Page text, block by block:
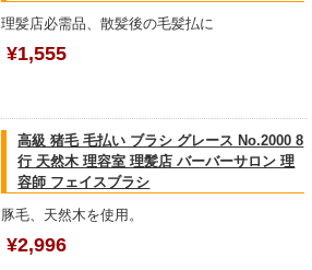
理髪店必需品、散髪後の毛髪払に
¥1,555
高級 猪毛 毛払い ブラシ グレース No.2000 8
行 天然木 理容室 理髪店 バーバーサロン 理
容師 フェイスブラシ
豚毛、天然木を使用。
¥2,996